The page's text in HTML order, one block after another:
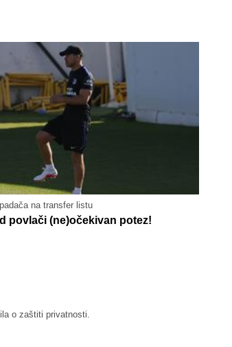
na transfer listu
povlači (ne)očekivan potez!
o zaštiti privatnosti.